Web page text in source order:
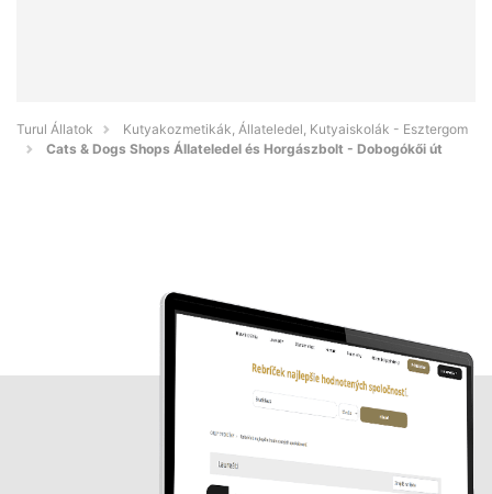
Turul Állatok
Kutyakozmetikák, Állateledel, Kutyaiskolák - Esztergom
Cats & Dogs Shops Állateledel és Horgászbolt - Dobogókői út